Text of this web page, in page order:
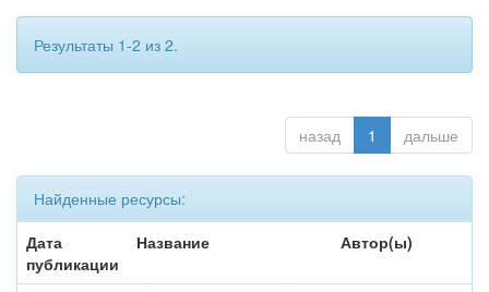
Результаты 1-2 из 2.
назад 1 дальше
Найденные ресурсы:
Дата
публикации
Название Автор(ы)